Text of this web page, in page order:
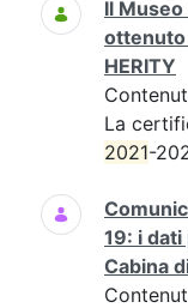
Il Museo
ottenuto
HERITY
La
2021-
19: i
Cabina